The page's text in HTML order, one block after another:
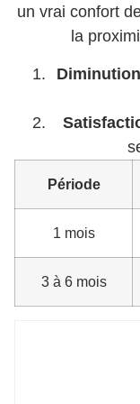
un vrai confort
la
Période
1 mois
3 à 6 mois